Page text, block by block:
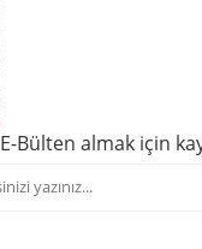
E-Bülten almak için